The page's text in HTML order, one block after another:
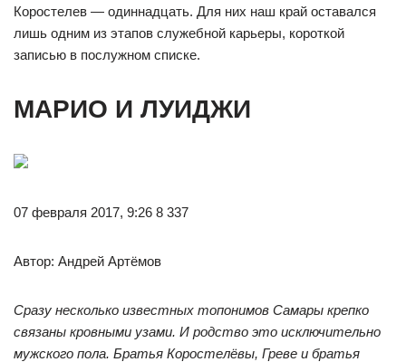
Коростелев — одиннадцать. Для них наш край оставался
лишь одним из этапов служебной карьеры, короткой
записью в послужном списке.
МАРИО И ЛУИДЖИ
07 февраля 2017, 9:26 8 337
Автор: Андрей Артёмов
Сразу несколько известных топонимов Самары крепко
связаны кровными узами. И родство это исключительно
мужского пола. Братья Коростелёвы, Греве и братья